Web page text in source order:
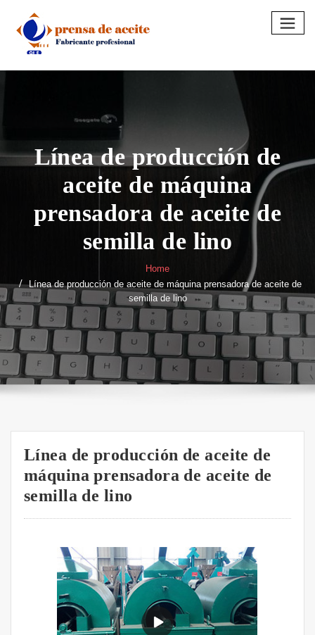
content
Línea de producción de
aceite de máquina
prensadora de aceite de
semilla de lino
Home
Línea de producción de aceite de máquina prensadora de aceite de
semilla de lino
Línea de producción de aceite de
máquina prensadora de aceite de
semilla de lino